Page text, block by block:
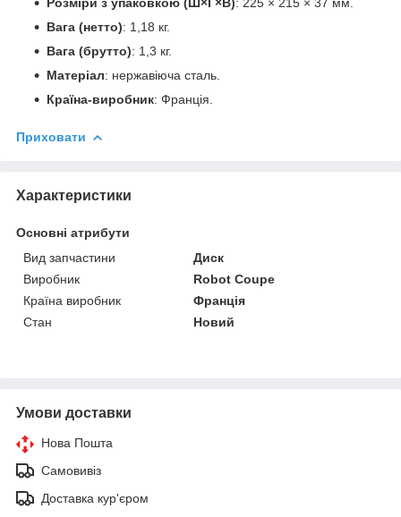
Вага (нетто): 1,18 кг.
Вага (брутто): 1,3 кг.
Матеріал: нержавіюча сталь.
Країна-виробник: Франція.
Приховати
Характеристики
Основні атрибути
Вид запчастини
Диск
Виробник
Robot Coupe
Країна виробник
Франція
Стан
Новий
Умови доставки
Нова Пошта
Самовивіз
Доставка кур'єром